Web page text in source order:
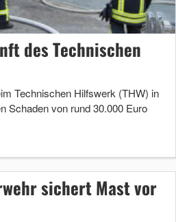
des Technischen
Technischen Hilfswerk (THW) in
Schaden von rund 30.000 Euro
sichert Mast vor